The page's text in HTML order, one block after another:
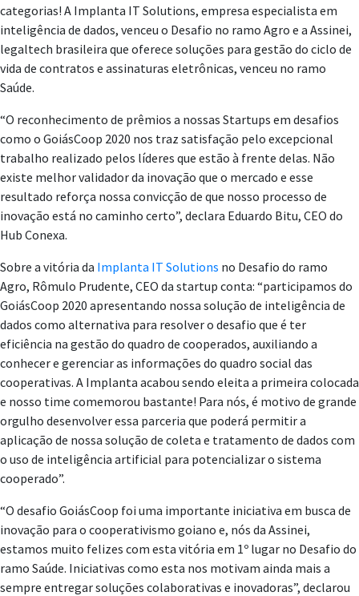
categorias! A Implanta IT Solutions, empresa especialista em
inteligência de dados, venceu o Desafio no ramo Agro e a Assinei,
legaltech brasileira que oferece soluções para gestão do ciclo de
vida de contratos e assinaturas eletrônicas, venceu no ramo
Saúde.
“O reconhecimento de prêmios a nossas Startups em desafios
como o GoiásCoop 2020 nos traz satisfação pelo excepcional
trabalho realizado pelos líderes que estão à frente delas. Não
existe melhor validador da inovação que o mercado e esse
resultado reforça nossa convicção de que nosso processo de
inovação está no caminho certo”, declara Eduardo Bitu, CEO do
Hub Conexa.
Sobre a vitória da Implanta IT Solutions no Desafio do ramo
Agro, Rômulo Prudente, CEO da startup conta: “participamos do
GoiásCoop 2020 apresentando nossa solução de inteligência de
dados como alternativa para resolver o desafio que é ter
eficiência na gestão do quadro de cooperados, auxiliando a
conhecer e gerenciar as informações do quadro social das
cooperativas. A Implanta acabou sendo eleita a primeira colocada
e nosso time comemorou bastante! Para nós, é motivo de grande
orgulho desenvolver essa parceria que poderá permitir a
aplicação de nossa solução de coleta e tratamento de dados com
o uso de inteligência artificial para potencializar o sistema
cooperado”.
“O desafio GoiásCoop foi uma importante iniciativa em busca de
inovação para o cooperativismo goiano e, nós da Assinei,
estamos muito felizes com esta vitória em 1º lugar no Desafio do
ramo Saúde. Iniciativas como esta nos motivam ainda mais a
sempre entregar soluções colaborativas e inovadoras”, declarou